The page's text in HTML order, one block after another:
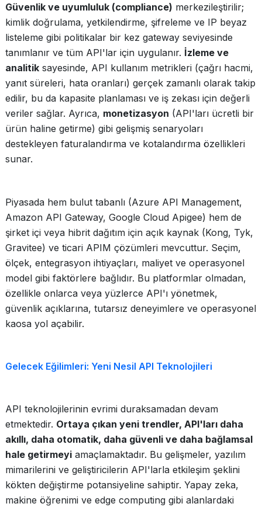
Güvenlik ve uyumluluk (compliance) merkezileştirilir;
kimlik doğrulama, yetkilendirme, şifreleme ve IP beyaz
listeleme gibi politikalar bir kez gateway seviyesinde
tanımlanır ve tüm API'lar için uygulanır. İzleme ve
analitik sayesinde, API kullanım metrikleri (çağrı hacmi,
yanıt süreleri, hata oranları) gerçek zamanlı olarak takip
edilir, bu da kapasite planlaması ve iş zekası için değerli
veriler sağlar. Ayrıca, monetizasyon (API'ları ücretli bir
ürün haline getirme) gibi gelişmiş senaryoları
destekleyen faturalandırma ve kotalandırma özellikleri
sunar.
Piyasada hem bulut tabanlı (Azure API Management,
Amazon API Gateway, Google Cloud Apigee) hem de
şirket içi veya hibrit dağıtım için açık kaynak (Kong, Tyk,
Gravitee) ve ticari APIM çözümleri mevcuttur. Seçim,
ölçek, entegrasyon ihtiyaçları, maliyet ve operasyonel
model gibi faktörlere bağlıdır. Bu platformlar olmadan,
özellikle onlarca veya yüzlerce API'ı yönetmek,
güvenlik açıklarına, tutarsız deneyimlere ve operasyonel
kaosa yol açabilir.
Gelecek Eğilimleri: Yeni Nesil API Teknolojileri
API teknolojilerinin evrimi duraksamadan devam
etmektedir. Ortaya çıkan yeni trendler, API'ları daha
akıllı, daha otomatik, daha güvenli ve daha bağlamsal
hale getirmeyi amaçlamaktadır. Bu gelişmeler, yazılım
mimarilerini ve geliştiricilerin API'larla etkileşim şeklini
kökten değiştirme potansiyeline sahiptir. Yapay zeka,
makine öğrenimi ve edge computing gibi alanlardaki